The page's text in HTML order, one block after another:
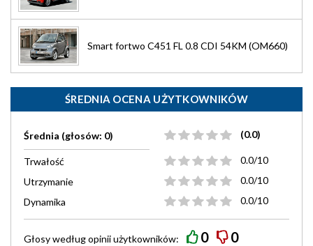
Smart fortwo C451 FL 0.8 CDI 54KM (OM660)
ŚREDNIA OCENA UŻYTKOWNIKÓW
Średnia (głosów: 0) (0.0)
Trwałość
0.0/10
Utrzymanie
0.0/10
Dynamika
0.0/10
Głosy wedługopiniiużytkowników: 0 0